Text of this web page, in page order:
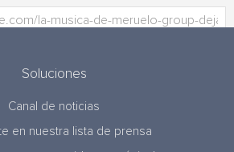
Soluciones
Canal de noticias
en nuestra lista de prensa